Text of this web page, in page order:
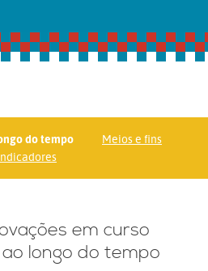
do tempo
Meios e fins
em curso
longo do tempo